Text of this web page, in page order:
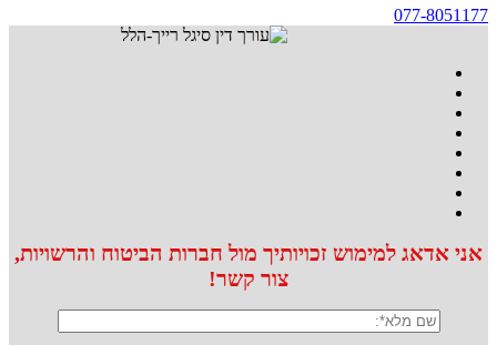
077-8051177
אני אדאג למימוש זכויותיך מול חברות הביטוח והרשויות,
צור קשר!